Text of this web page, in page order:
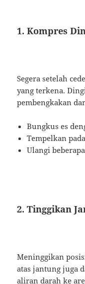
1. Kompres
Segera setelah
yang terkena.
pembengkakan
Bungkus es
Tempelkan
Ulangi
2. Tinggikan
Meninggikan
atas jantung juga
aliran darah ke